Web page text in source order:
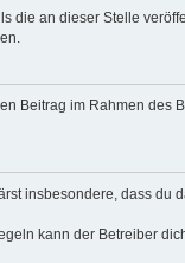
die an dieser Stelle
Beitrag im Rahmen des
insbesondere, dass du
kann der Betreiber